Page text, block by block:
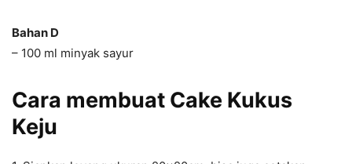
Bahan D
– 100 ml minyak sayur
Cara membuat Cake Kukus
Keju